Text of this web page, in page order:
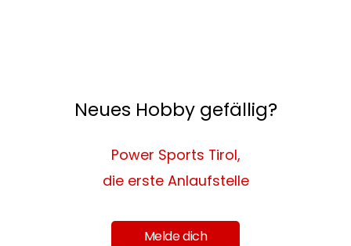
Neues Hobby gefällig?
Power Sports Tirol,
die erste Anlaufstelle
Melde dich